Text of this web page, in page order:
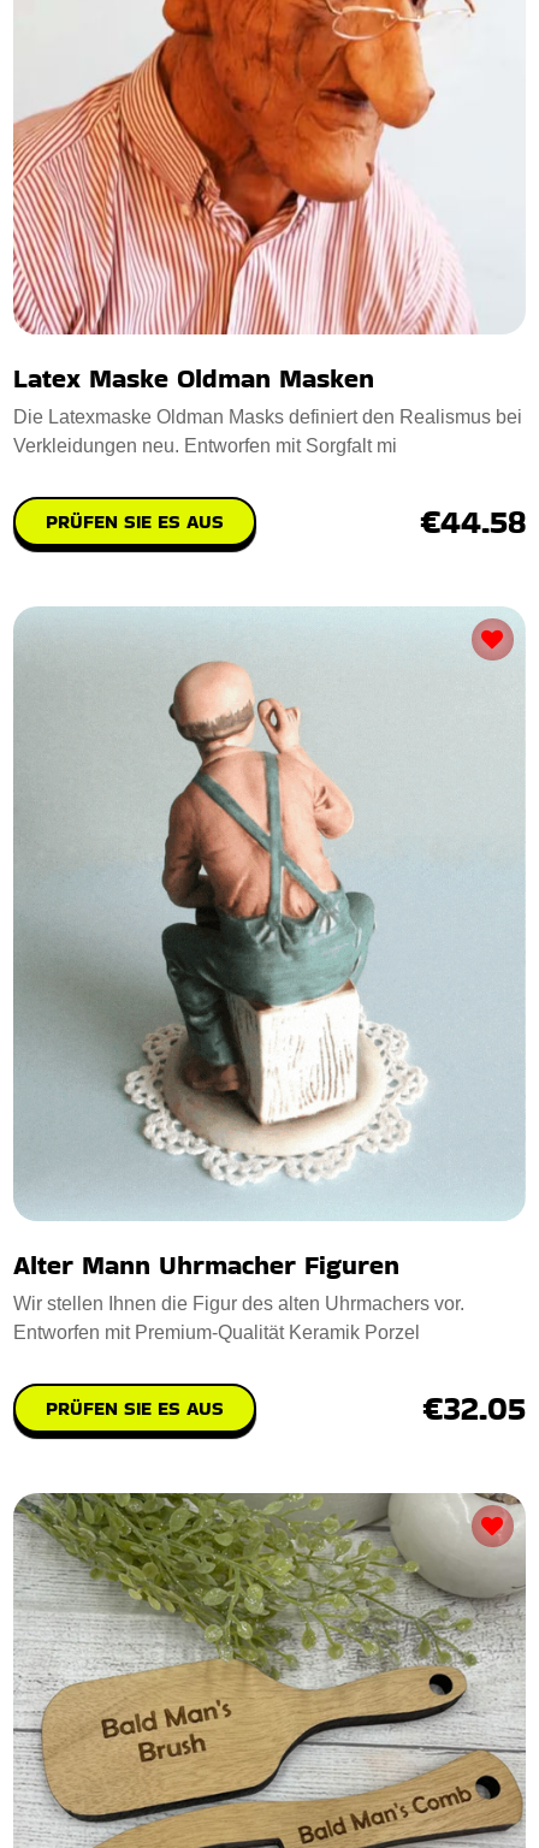
Latex Maske Oldman Masken
Die Latexmaske Oldman Masks definiert den Realismus bei
Verkleidungen neu. Entworfen mit Sorgfalt mi
PRÜFEN SIE ES AUS €44.58
Alter Mann Uhrmacher Figuren
Wir stellen Ihnen die Figur des alten Uhrmachers vor.
Entworfen mit Premium-Qualität Keramik Porzel
PRÜFEN SIE ES AUS €32.05